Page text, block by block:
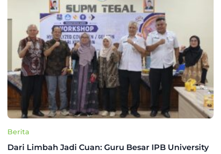
Berita
Dari Limbah Jadi Cuan: Guru Besar IPB University